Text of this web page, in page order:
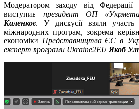
Модератором заходу від Федерації
виступив президент ОП
Каленков. У дискусії взяли
міжнародних програм, зокрема
економіки Представництва ЄС в
експерт програми Ukraine2EU Якоб